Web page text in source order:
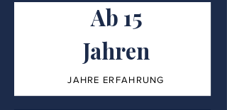
Ab 15
Jahren
JAHRE ERFAHRUNG